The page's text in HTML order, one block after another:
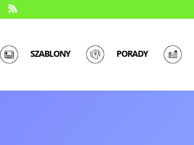
SZABLONY PORADY